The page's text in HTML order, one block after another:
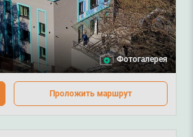
Фотогалерея
Проложить маршрут